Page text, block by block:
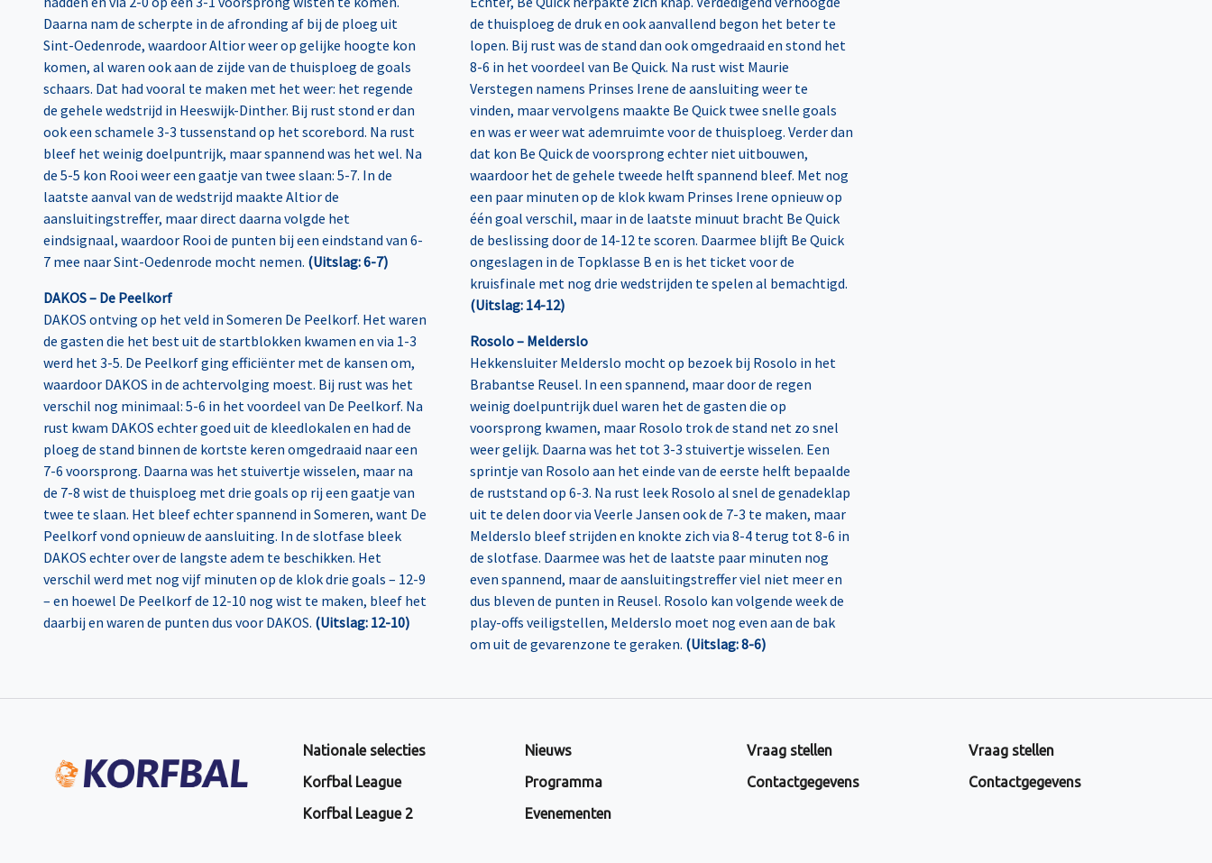
Daarna nam de scherpte in de afronding af bij de ploeg uit
Sint-Oedenrode, waardoor Altior weer op gelijke hoogte kon
komen, al waren ook aan de zijde van de thuisploeg de goals
schaars. Dat had vooral te maken met het weer: het regende
de gehele wedstrijd in Heeswijk-Dinther. Bij rust stond er dan
ook een schamele 3-3 tussenstand op het scorebord. Na rust
bleef het weinig doelpuntrijk, maar spannend was het wel. Na
de 5-5 kon Rooi weer een gaatje van twee slaan: 5-7. In de
laatste aanval van de wedstrijd maakte Altior de
aansluitingstreffer, maar direct daarna volgde het
eindsignaal, waardoor Rooi de punten bij een eindstand van 6-
7 mee naar Sint-Oedenrode mocht nemen. (Uitslag: 6-7)
DAKOS – De Peelkorf
DAKOS ontving op het veld in Someren De Peelkorf. Het waren
de gasten die het best uit de startblokken kwamen en via 1-3
werd het 3-5. De Peelkorf ging efficiënter met de kansen om,
waardoor DAKOS in de achtervolging moest. Bij rust was het
verschil nog minimaal: 5-6 in het voordeel van De Peelkorf. Na
rust kwam DAKOS echter goed uit de kleedlokalen en had de
ploeg de stand binnen de kortste keren omgedraaid naar een
7-6 voorsprong. Daarna was het stuivertje wisselen, maar na
de 7-8 wist de thuisploeg met drie goals op rij een gaatje van
twee te slaan. Het bleef echter spannend in Someren, want De
Peelkorf vond opnieuw de aansluiting. In de slotfase bleek
DAKOS echter over de langste adem te beschikken. Het
verschil werd met nog vijf minuten op de klok drie goals – 12-9
– en hoewel De Peelkorf de 12-10 nog wist te maken, bleef het
daarbij en waren de punten dus voor DAKOS. (Uitslag: 12-10)
de thuisploeg de druk en ook aanvallend begon het beter te
lopen. Bij rust was de stand dan ook omgedraaid en stond het
8-6 in het voordeel van Be Quick. Na rust wist Maurie
Verstegen namens Prinses Irene de aansluiting weer te
vinden, maar vervolgens maakte Be Quick twee snelle goals
en was er weer wat ademruimte voor de thuisploeg. Verder dan
dat kon Be Quick de voorsprong echter niet uitbouwen,
waardoor het de gehele tweede helft spannend bleef. Met nog
een paar minuten op de klok kwam Prinses Irene opnieuw op
één goal verschil, maar in de laatste minuut bracht Be Quick
de beslissing door de 14-12 te scoren. Daarmee blijft Be Quick
ongeslagen in de Topklasse B en is het ticket voor de
kruisfinale met nog drie wedstrijden te spelen al bemachtigd.
(Uitslag: 14-12)
Rosolo – Melderslo
Hekkensluiter Melderslo mocht op bezoek bij Rosolo in het
Brabantse Reusel. In een spannend, maar door de regen
weinig doelpuntrijk duel waren het de gasten die op
voorsprong kwamen, maar Rosolo trok de stand net zo snel
weer gelijk. Daarna was het tot 3-3 stuivertje wisselen. Een
sprintje van Rosolo aan het einde van de eerste helft bepaalde
de ruststand op 6-3. Na rust leek Rosolo al snel de genadeklap
uit te delen door via Veerle Jansen ook de 7-3 te maken, maar
Melderslo bleef strijden en knokte zich via 8-4 terug tot 8-6 in
de slotfase. Daarmee was het de laatste paar minuten nog
even spannend, maar de aansluitingstreffer viel niet meer en
dus bleven de punten in Reusel. Rosolo kan volgende week de
play-offs veiligstellen, Melderslo moet nog even aan de bak
om uit de gevarenzone te geraken. (Uitslag: 8-6)
Nationale selecties
Korfbal League
Korfbal League 2
Nieuws
Programma
Evenementen
Vraag stellen
Contactgegevens
Vraag stellen
Contactgegevens